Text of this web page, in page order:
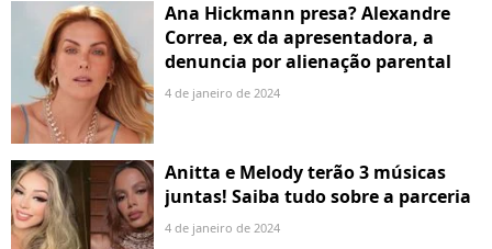
Ana Hickmann presa? Alexandre
Correa, ex da apresentadora, a
denuncia por alienação parental
4 de janeiro de 2024
Anitta e Melody terão 3 músicas
juntas! Saiba tudo sobre a parceria
4 de janeiro de 2024